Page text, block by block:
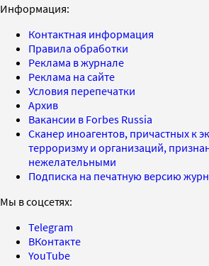
Информация:
Контактная информация
Правила обработки
Реклама в журнале
Реклама на сайте
Условия перепечатки
Архив
Вакансии в Forbes Russia
Сканер иноагентов, причастных к
терроризму и организаций,
нежелательными
Подписка на печатную версию
Мы в соцсетях:
Telegram
ВКонтакте
YouTube